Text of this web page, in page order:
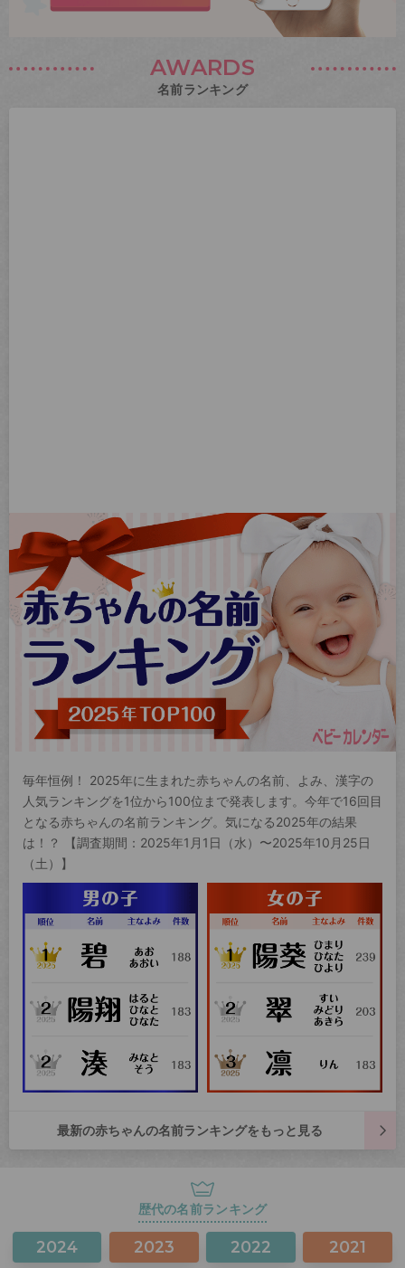
AWARDS
名前ランキング
毎年恒例！ 2025年に生まれた赤ちゃんの名前、よみ、漢字の
人気ランキングを1位から100位まで発表します。今年で16回目
となる赤ちゃんの名前ランキング。気になる2025年の結果
は！？ 【調査期間：2025年1月1日（水）〜2025年10月25日
（土）】
最新の赤ちゃんの名前ランキングをもっと見る
歴代の名前ランキング
2024 2023 2022 2021